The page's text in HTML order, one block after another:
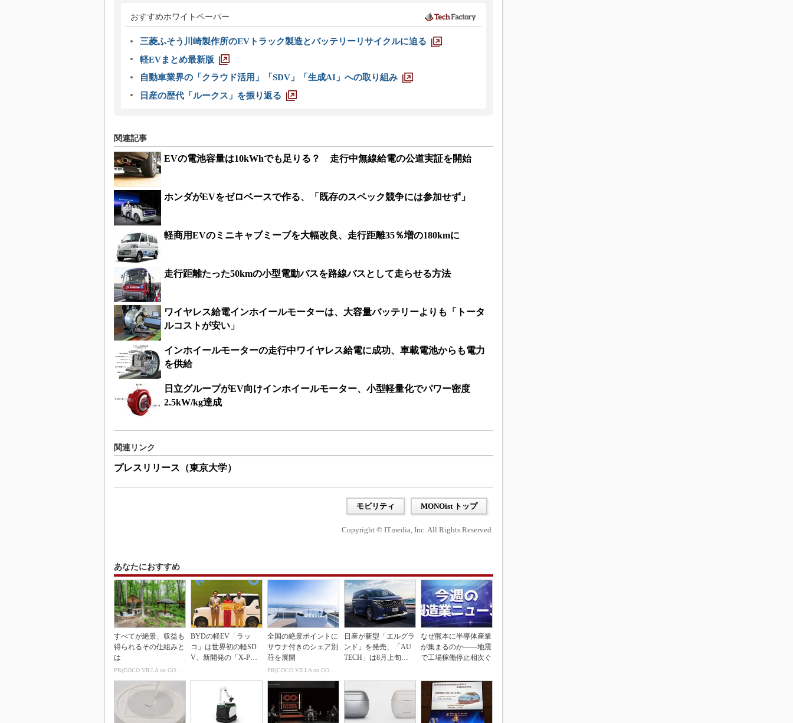
おすすめホワイトペーパー
三菱ふそう川崎製作所のEVトラック製造とバッテリーリサイクルに迫る
軽EVまとめ最新版
自動車業界の「クラウド活用」「SDV」「生成AI」への取り組み
日産の歴代「ルークス」を振り返る
関連記事
EVの電池容量は10kWhでも足りる？ 走行中無線給電の公道実証を開始
ホンダがEVをゼロベースで作る、「既存のスペック競争には参加せず」
軽商用EVのミニキャブミーブを大幅改良、走行距離35％増の180kmに
走行距離たった50kmの小型電動バスを路線バスとして走らせる方法
ワイヤレス給電インホイールモーターは、大容量バッテリーよりも「トータ
ルコストが安い」
インホイールモーターの走行中ワイヤレス給電に成功、車載電池からも電力
を供給
日立グループがEV向けインホイールモーター、小型軽量化でパワー密度
2.5kW/kg達成
関連リンク
プレスリリース（東京大学）
モビリティ MONOist トップ
Copyright © ITmedia, Inc. All Rights Reserved.
あなたにおすすめ
すべてが絶景、収益も
得られるその仕組みと
は
PR(COCO VILLA on GOETHE)
BYDの軽EV「ラッ
コ」は世界初の軽SD
V、新開発の「X-PAC
全国の絶景ポイントに
サウナ付きのシェア別
荘を展開
PR(COCO VILLA on GOETHE)
日産が新型「エルグラ
ンド」を発売、「AU
TECH」は8月上旬に
なぜ熊本に半導体産業
が集まるのか――地震
で工場稼働停止相次ぐ